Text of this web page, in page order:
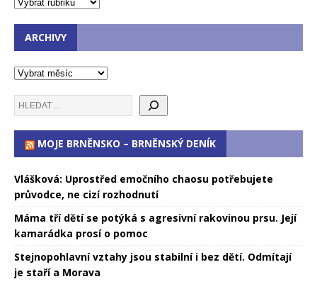
ARCHIVY
MOJE BRNĚNSKO – BRNĚNSKÝ DENÍK
Vlášková: Uprostřed emočního chaosu potřebujete
průvodce, ne cizí rozhodnutí
Máma tří dětí se potýká s agresivní rakovinou prsu. Její
kamarádka prosí o pomoc
Stejnopohlavní vztahy jsou stabilní i bez dětí. Odmítají
je staří a Morava